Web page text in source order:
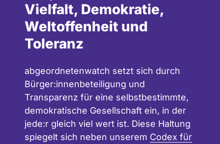
Vielfalt, Demokratie,
Weltoffenheit und
Toleranz
abgeordnetenwatch setzt sich durch
Bürger:innenbeteiligung und
Transparenz für eine selbstbestimmte,
demokratische Gesellschaft ein, in der
jede:r gleich viel wert ist. Diese Haltung
spiegelt sich neben unserem Codex für